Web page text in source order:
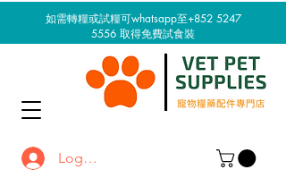
如需轉糧或試糧可whatsapp至+852 5247
5556 取得免費試食裝
Log In / Sign up